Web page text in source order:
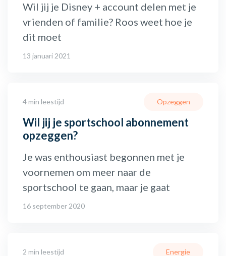
Wil jij je Disney + account delen met je
vrienden of familie? Roos weet hoe je
dit moet
13 januari 2021
4 min leestijd
Wil jij je sportschool abonnement
opzeggen?
Opzeggen
Je was enthousiast begonnen met je
voornemen om meer naar de
sportschool te gaan, maar je gaat
16 september 2020
2 min leestijd Energie